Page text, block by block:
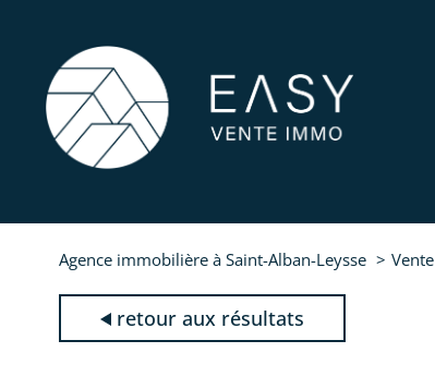
Agence immobilière à Saint-Alban-Leysse Vente
retour aux résultats